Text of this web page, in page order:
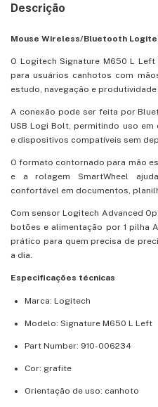
Descrição
Mouse Wireless/Bluetooth
O Logitech Signature M650 L
para usuários canhotos com
estudo, navegação e produtividade
A conexão pode ser feita por
USB Logi Bolt, permitindo uso
e dispositivos compatíveis sem
O formato contornado para mão
e a rolagem SmartWheel
confortável em documentos,
Com sensor Logitech Advanced
botões e alimentação por 1 pilha
prático para quem precisa de
a dia.
Especificações técnicas
Marca: Logitech
Modelo: Signature M650 L Left
Part Number: 910-006234
Cor: grafite
Orientação de uso: canhoto